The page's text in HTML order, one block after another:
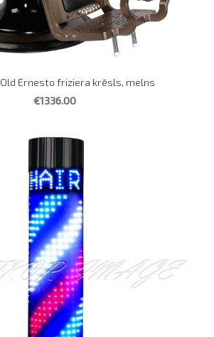
Old Ernesto friziera krēsls, melns
€1336.00